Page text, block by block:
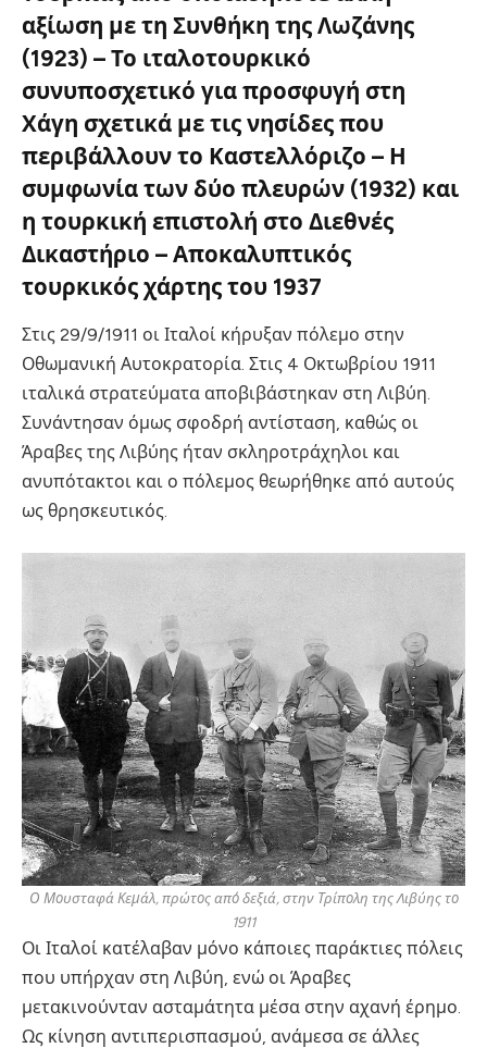
αξίωση με τη Συνθήκη της Λωζάνης
(1923) – Το ιταλοτουρκικό
συνυποσχετικό για προσφυγή στη
Χάγη σχετικά με τις νησίδες που
περιβάλλουν το Καστελλόριζο – Η
συμφωνία των δύο πλευρών (1932) και
η τουρκική επιστολή στο Διεθνές
Δικαστήριο – Αποκαλυπτικός
τουρκικός χάρτης του 1937
Στις 29/9/1911 οι Ιταλοί κήρυξαν πόλεμο στην
Οθωμανική Αυτοκρατορία. Στις 4 Οκτωβρίου 1911
ιταλικά στρατεύματα αποβιβάστηκαν στη Λιβύη.
Συνάντησαν όμως σφοδρή αντίσταση, καθώς οι
Άραβες της Λιβύης ήταν σκληροτράχηλοι και
ανυπότακτοι και ο πόλεμος θεωρήθηκε από αυτούς
ως θρησκευτικός.
Ο Μουσταφά Κεμάλ, πρώτος από δεξιά, στην Τρίπολη της Λιβύης το
1911
Οι Ιταλοί κατέλαβαν μόνο κάποιες παράκτιες πόλεις
που υπήρχαν στη Λιβύη, ενώ οι Άραβες
μετακινούνταν ασταμάτητα μέσα στην αχανή έρημο.
Ως κίνηση αντιπερισπασμού, ανάμεσα σε άλλες